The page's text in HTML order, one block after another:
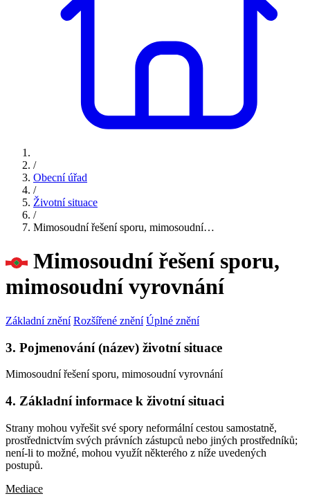
/
Obecní úřad
/
Životní situace
/
Mimosoudní řešení sporu, mimosoudní…
Mimosoudní řešení sporu,
mimosoudní vyrovnání
Základní znění Rozšířené znění Úplné znění
3. Pojmenování (název) životní situace
Mimosoudní řešení sporu, mimosoudní vyrovnání
4. Základní informace k životní situaci
Strany mohou vyřešit své spory neformální cestou samostatně,
prostřednictvím svých právních zástupců nebo jiných prostředníků;
není-li to možné, mohou využít některého z níže uvedených
postupů.
Mediace